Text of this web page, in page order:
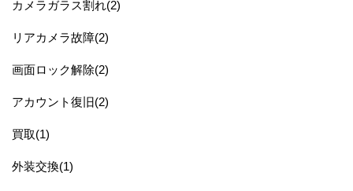
カメラガラス割れ(2)
リアカメラ故障(2)
画面ロック解除(2)
アカウント復旧(2)
買取(1)
外装交換(1)